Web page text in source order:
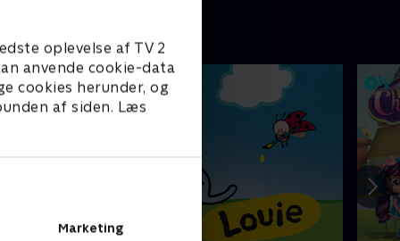
oplevelse af TV 2
anvende cookie-data
cookies herunder, og
af siden. Læs
Marketing